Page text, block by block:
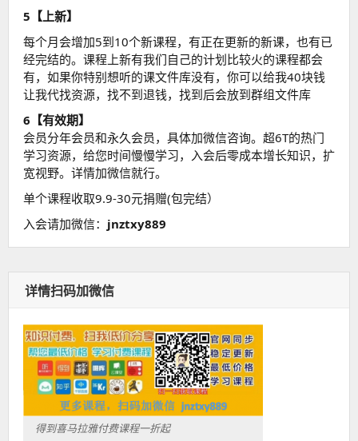
5【上新】
每个月会增加5到10个新课程，有正在更新的新课，也有已
经完结的。课程上新有我们自己的计划比较火的课程都会
有，如果你特别想听的课文件库没有，你可以给我40块钱
让我代找资源，找不到退钱，找到后会放到群组文件库
6【有效期】
会员分年会员和永久会员，具体加微信咨询。超6T的热门
学习资源，给您时间慢慢学习，入会后零成本增长知识，扩
宽视野。详情加微信就行。
单个课程收取9.9-30元捐赠(包完结）
入会请加微信： jnztxy889
详情扫码加微信
得到喜马拉雅付费课程一折起